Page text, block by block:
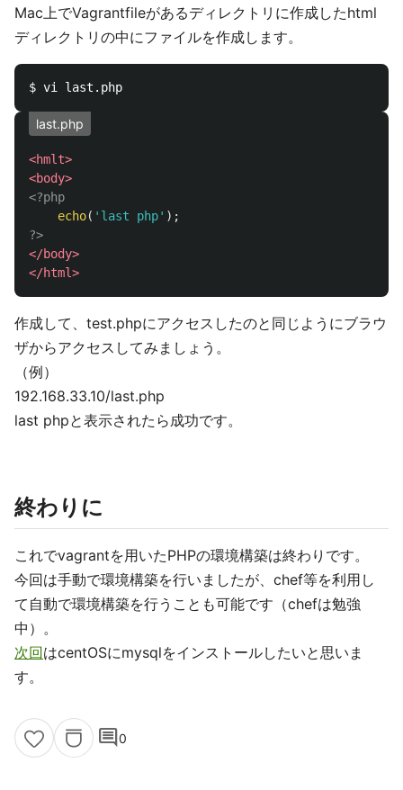
Mac上でVagrantfileがあるディレクトリに作成したhtml
ディレクトリの中にファイルを作成します。
last.php
<hmlt>
<body>
<?php
echo( 'last php' );
?>
</body>
</html>
作成して、test.phpにアクセスしたのと同じようにブラウ
ザからアクセスしてみましょう。
（例）
192.168.33.10/last.php
last phpと表示されたら成功です。
終わりに
これでvagrantを用いたPHPの環境構築は終わりです。
今回は手動で環境構築を行いましたが、chef等を利用し
て自動で環境構築を行うことも可能です（chefは勉強
中）。
次回はcentOSにmysqlをインストールしたいと思いま
す。
comment0